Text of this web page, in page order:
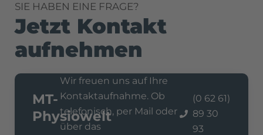
SIE HABEN EINE FRAGE?
Jetzt Kontakt
aufnehmen
MT-
Physiowelt
Wir freuen uns auf Ihre
Kontaktaufnahme. Ob
telefonisch, per Mail oder
über das
(0 62 61)
89 30
93